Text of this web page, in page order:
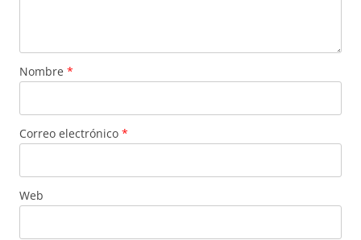
Nombre *
Correo electrónico *
Web